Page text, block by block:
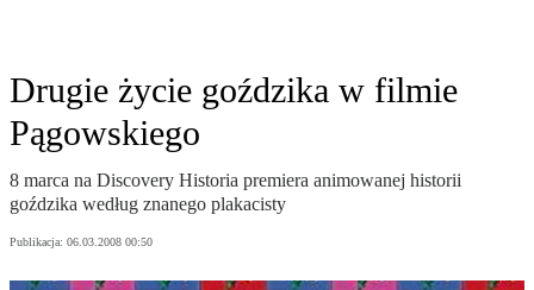
Drugie życie goździka w filmie
Pągowskiego
8 marca na Discovery Historia premiera animowanej historii
goździka według znanego plakacisty
Publikacja: 06.03.2008 00:50